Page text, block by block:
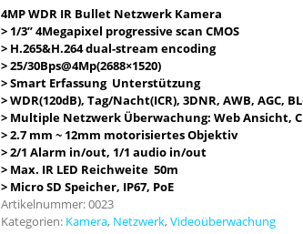
4MP WDR IR Bullet Netzwerk Kamera
> 1/3” 4Megapixel progressive scan CMOS
> H.265&H.264 dual-stream encoding
> 25/30Bps@4Mp(2688×1520)
> Smart Erfassung Unterstützung
> WDR(120dB), Tag/Nacht(ICR), 3DNR, AWB, AGC,
> Multiple Netzwerk Überwachung: Web Ansicht,
> 2.7 mm ~ 12mm motorisiertes Objektiv
> 2/1 Alarm in/out, 1/1 audio in/out
> Max. IR LED Reichweite 50m
> Micro SD Speicher, IP67, PoE
Artikelnummer:0023
Kategorien: Kamera, Netzwerk,Videoüberwachung